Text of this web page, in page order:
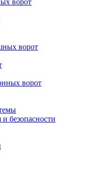
ворот
ворот
ворот
безопасности